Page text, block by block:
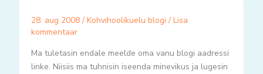
28. aug 2008 / Kohvihoolikuelu blogi / Lisa
kommentaar
Ma tuletasin endale meelde oma vanu blogi aadressi
linke. Niisiis ma tuhnisin iseenda minevikus ja lugesin